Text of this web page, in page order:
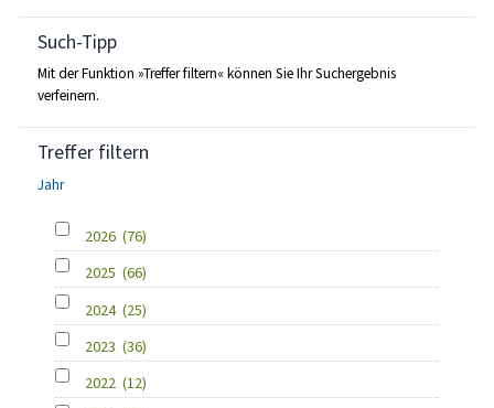
Such-Tipp
Mit der Funktion »Treffer filtern« können Sie Ihr Suchergebnis
verfeinern.
Treffer filtern
Jahr
2026 (76)
2025 (66)
2024 (25)
2023 (36)
2022 (12)